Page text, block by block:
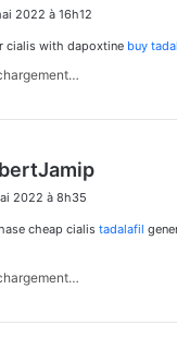
2022 à 16h12
cialis with dapoxtine buy
2022 à 8h35
cheap cialis tadalafil